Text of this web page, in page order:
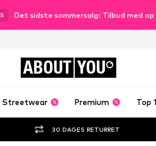
S Det sidste sommersalg: Tilbud med
ABOUT YOU
Streetwear Premium Top
30 DAGES RETURRET